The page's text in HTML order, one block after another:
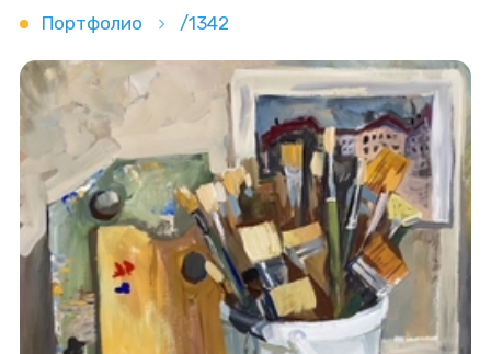
Портфолио /1342